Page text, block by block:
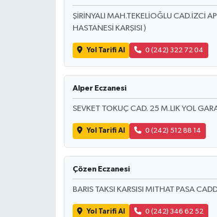
ŞİRİNYALI MAH.TEKELİOĞLU CAD.İZCİ
HASTANESİ KARŞISI )
Yol Tarifi Al 0 (242) 322 72 04
Alper Eczanesi
SEVKET TOKUÇ CAD. 25 M.LIK YOL
Yol Tarifi Al 0 (242) 512 88 14
Çözen Eczanesi
BARIS TAKSI KARSISI MITHAT PASA
Yol Tarifi Al 0 (242) 346 62 52